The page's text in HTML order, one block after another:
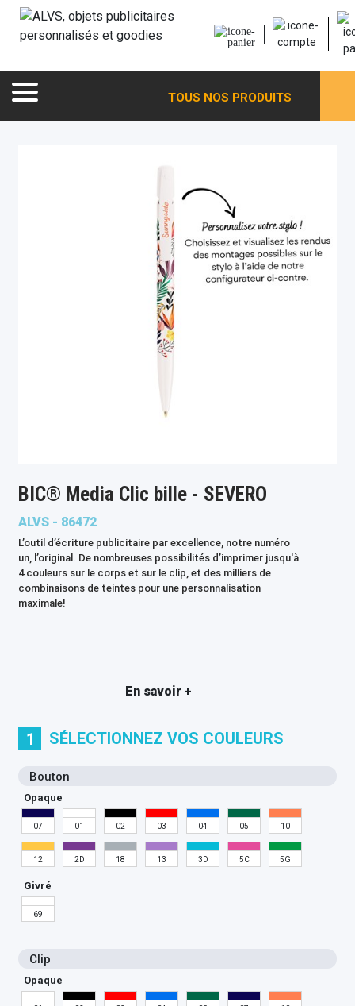
TOUS NOS PRODUITS
BIC® Media Clic bille - SEVERO
ALVS - 86472
L’outil d’écriture publicitaire par excellence, notre numéro
un, l’original. De nombreuses possibilités d’imprimer jusqu'à
4 couleurs sur le corps et sur le clip, et des milliers de
combinaisons de teintes pour une personnalisation
maximale!
En savoir +
1 SÉLECTIONNEZ VOS COULEURS
Bouton
Opaque
07 01 02 03 04 05 10
12 2D 18 13 3D 5C 5G
Givré
69
Clip
Opaque